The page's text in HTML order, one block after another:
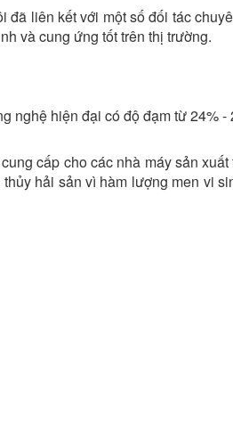
đã liên kết với một số đối tác
và cung ứng tốt trên thị trường.
nghệ hiện đại có độ đạm từ 24% -
cấp cho các nhà máy sản
hải sản vì hàm lượng men vi